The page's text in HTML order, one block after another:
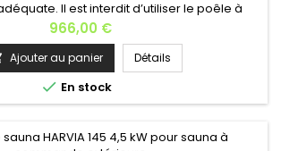
Il est interdit d’utiliser le poêle à
la puissance du poêle est adaptée à la
un sauna correctement isolé atteint la
en une heure environ.Les pierres du
généralement à bonne température en
même temps que le...
Prix
966,00 €
Ajouter au panier Détails
 En stock